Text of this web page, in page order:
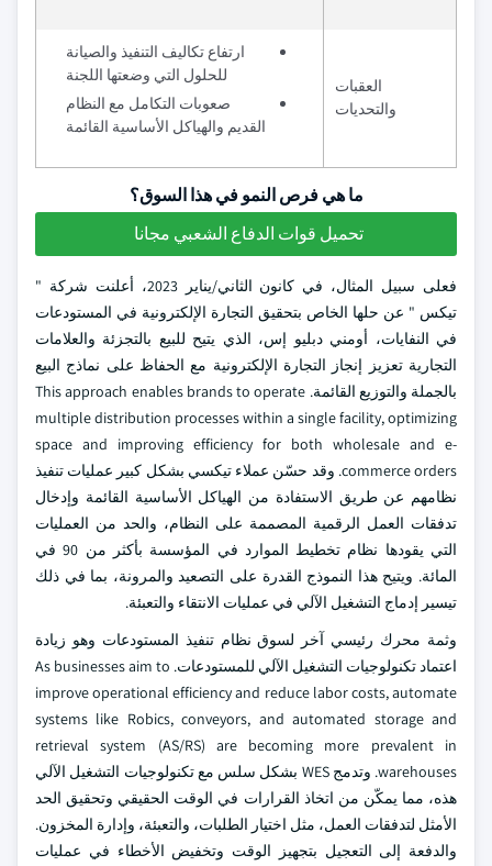
العقبات
والتحديات
ارتفاع تكاليف التنفيذ والصيانة
للحلول التي وضعتها اللجنة
صعوبات التكامل مع النظام
القديم والهياكل الأساسية القائمة
ما هي فرص النمو في هذا السوق؟
تحميل قوات الدفاع الشعبي مجانا
فعلى سبيل المثال، في كانون الثاني/يناير 2023، أعلنت شركة "
تيكس " عن حلها الخاص بتحقيق التجارة الإلكترونية في المستودعات
في النفايات، أومني دبليو إس، الذي يتيح للبيع بالتجزئة والعلامات
التجارية تعزيز إنجاز التجارة الإلكترونية مع الحفاظ على نماذج البيع
بالجملة والتوزيع القائمة. This approach enables brands to operate
multiple distribution processes within a single facility, optimizing
space and improving efficiency for both wholesale and e-
commerce orders. وقد حسّن عملاء تيكسي بشكل كبير عمليات تنفيذ
نظامهم عن طريق الاستفادة من الهياكل الأساسية القائمة وإدخال
تدفقات العمل الرقمية المصممة على النظام، والحد من العمليات
التي يقودها نظام تخطيط الموارد في المؤسسة بأكثر من 90 في
المائة. ويتيح هذا النموذج القدرة على التصعيد والمرونة، بما في ذلك
تيسير إدماج التشغيل الآلي في عمليات الانتقاء والتعبئة.
وثمة محرك رئيسي آخر لسوق نظام تنفيذ المستودعات وهو زيادة
اعتماد تكنولوجيات التشغيل الآلي للمستودعات. As businesses aim to
improve operational efficiency and reduce labor costs, automate
systems like Robics, conveyors, and automated storage and
retrieval system (AS/RS) are becoming more prevalent in
warehouses. وتدمج WES بشكل سلس مع تكنولوجيات التشغيل الآلي
هذه، مما يمكّن من اتخاذ القرارات في الوقت الحقيقي وتحقيق الحد
الأمثل لتدفقات العمل، مثل اختيار الطلبات، والتعبئة، وإدارة المخزون.
والدفعة إلى التعجيل بتجهيز الوقت وتخفيض الأخطاء في عمليات